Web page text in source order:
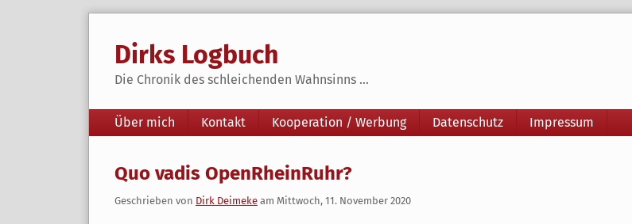
Dirks Logbuch
Die Chronik des schleichenden Wahnsinns ...
Navigation
Über mich Kontakt Kooperation / Werbung Datenschutz Impressum
Quo vadis OpenRheinRuhr?
Geschrieben von Dirk Deimeke am Mittwoch, 11. November 2020